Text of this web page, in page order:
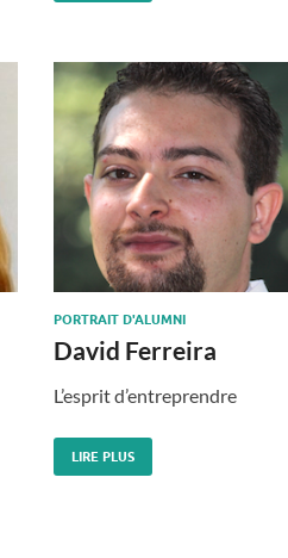
PORTRAIT D'ALUMNI
David Ferreira
L’esprit d’entreprendre
LIRE PLUS